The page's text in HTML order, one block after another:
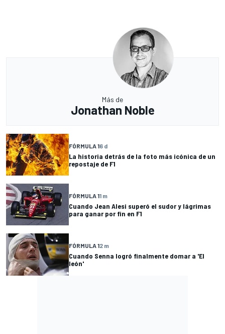
Más de
Jonathan Noble
FÓRMULA 16 d
La historia detrás de la foto más icónica de un
repostaje de F1
FÓRMULA 11 m
Cuando Jean Alesi superó el sudor y lágrimas
para ganar por fin en F1
FÓRMULA 12 m
Cuando Senna logró finalmente domar a 'El
león'